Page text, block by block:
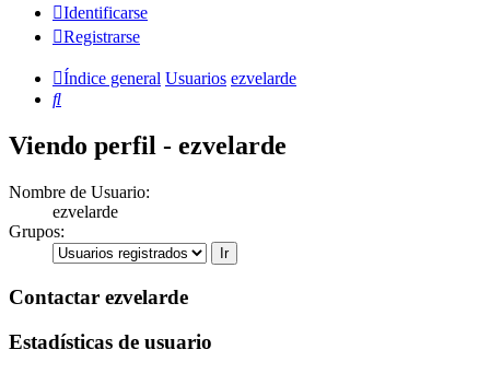
Identificarse
Registrarse
Índice general Usuarios ezvelarde
Buscar
Viendo perfil - ezvelarde
Nombre de Usuario:
ezvelarde
Grupos:
Contactar ezvelarde
Estadísticas de usuario